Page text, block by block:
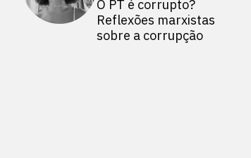
O PT é corrupto?
Reflexões marxistas
sobre a corrupção